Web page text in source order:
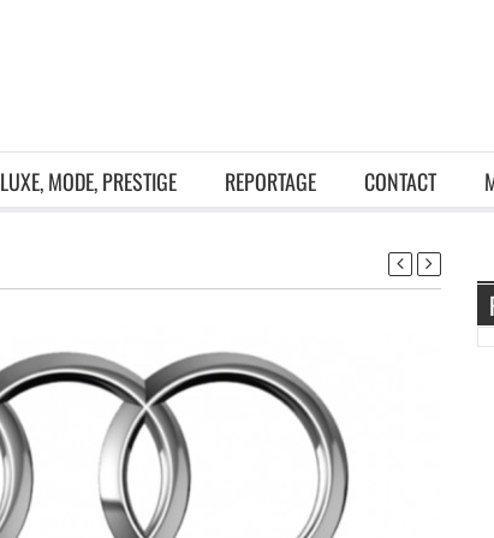
LUXE, MODE, PRESTIGE REPORTAGE CONTACT